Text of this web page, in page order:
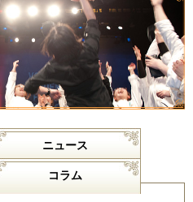
ニュース
コラム